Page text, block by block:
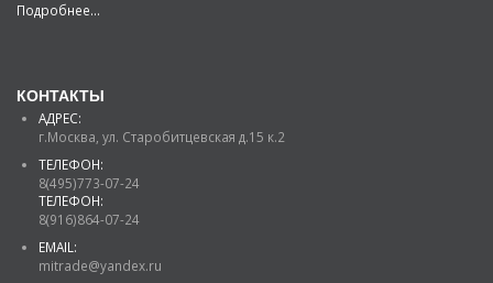
Подробнее...
КОНТАКТЫ
АДРЕС:
г.Москва, ул. Старобитцевская д.15 к.2
ТЕЛЕФОН:
8(495)773-07-24
ТЕЛЕФОН:
8(916)864-07-24
EMAIL:
mitrade@yandex.ru